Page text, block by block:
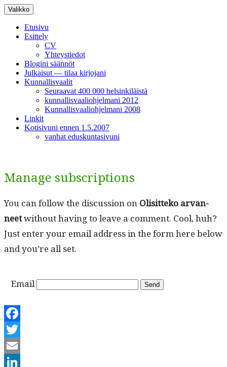
Siirry
sisältöön
Valikko
Etusivu
Esittely
CV
Yhteystiedot
Blogini säännöt
Julkaisut — tilaa kirjojani
Kunnallisvaalit
Seuraavat 400 000 helsinkiläistä
kunnallisvaaliohjelmani 2012
Kunnallisvaaliohjelmani 2008
Linkit
Kotisivuni ennen 1.5.2007
vanhat eduskuntasivuni
Manage subscriptions
You can fol­low the dis­cus­sion on Olisit­teko arvan­
neetwith­out hav­ing to leave a com­ment. Cool, huh?
Just enter your email address in the form here below
and you’re all set.
Email
Facebook
Twitter
Email